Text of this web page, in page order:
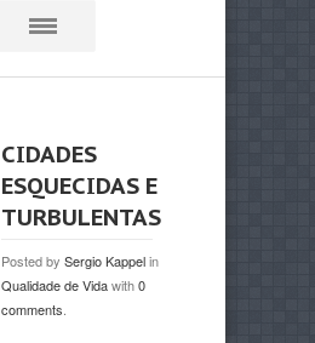
CIDADES
ESQUECIDAS E
TURBULENTAS
Posted by Sergio Kappelin
Qualidade de Vidawith0
comments